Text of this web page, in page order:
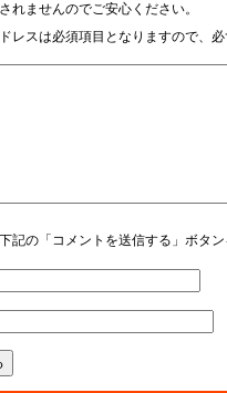
れませんのでご安心ください。
レスは必須項目となりますので、必
記の「コメントを送信する」ボタン